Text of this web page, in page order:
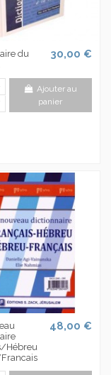
du
30,00 €
Ajouter au
panier
Hébreu
48,00 €